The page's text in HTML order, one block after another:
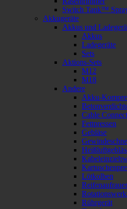
Switch Tank™
Akkugeräte
Akkus und
Akkus
Ladegeräte
Sets
Aktions-Sets
M12
M18
Andere
Akku-
Cable
Fettpressen
Gebläse
Lötkolben
Reifenaufrauer
Rührgerät